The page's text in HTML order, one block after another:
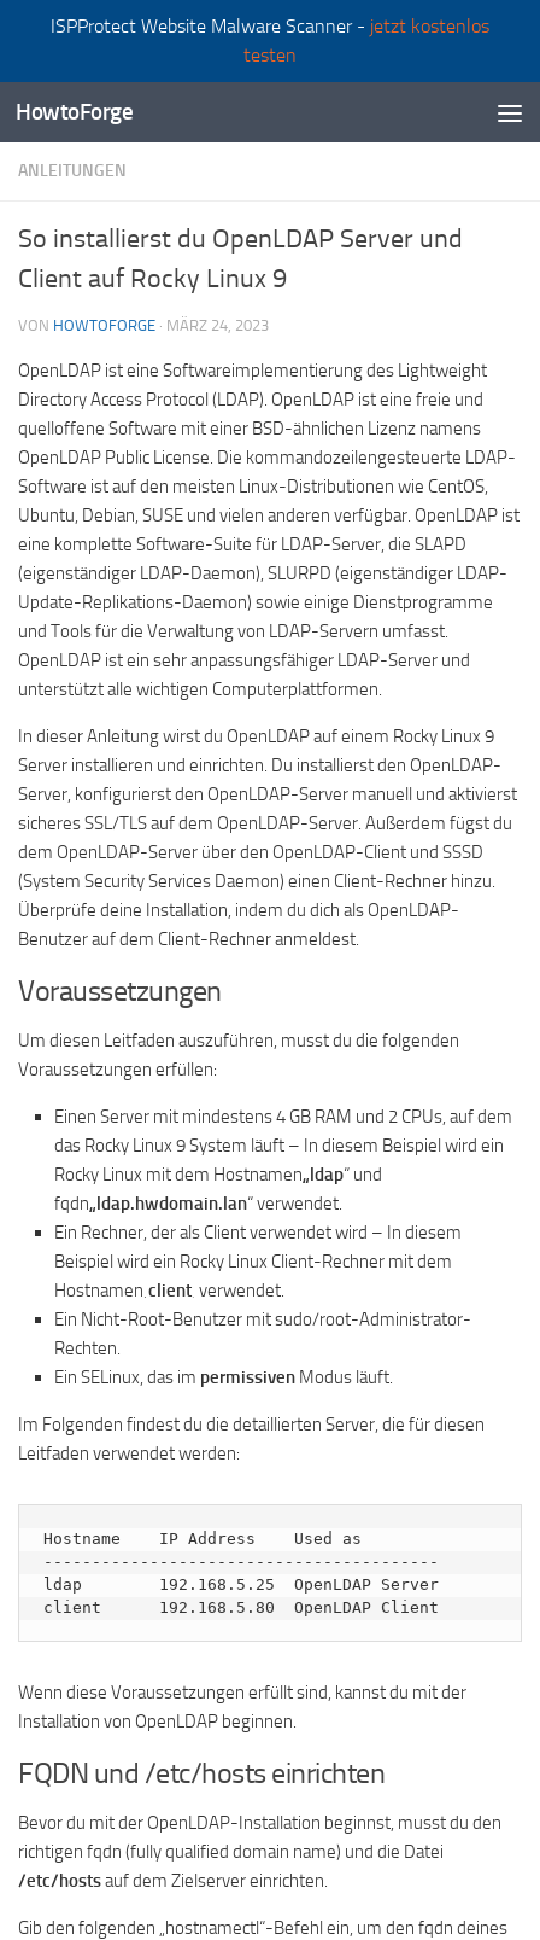
ISPProtect Website Malware Scanner - jetzt kostenlos
testen
Zum Inhalt springen
HowtoForge
ANLEITUNGEN
So installierst du OpenLDAP Server und
Client auf Rocky Linux 9
VON HOWTOFORGE · MÄRZ 24, 2023
OpenLDAP ist eine Softwareimplementierung des Lightweight
Directory Access Protocol (LDAP). OpenLDAP ist eine freie und
quelloffene Software mit einer BSD-ähnlichen Lizenz namens
OpenLDAP Public License. Die kommandozeilengesteuerte LDAP-
Software ist auf den meisten Linux-Distributionen wie CentOS,
Ubuntu, Debian, SUSE und vielen anderen verfügbar. OpenLDAP ist
eine komplette Software-Suite für LDAP-Server, die SLAPD
(eigenständiger LDAP-Daemon), SLURPD (eigenständiger LDAP-
Update-Replikations-Daemon) sowie einige Dienstprogramme
und Tools für die Verwaltung von LDAP-Servern umfasst.
OpenLDAP ist ein sehr anpassungsfähiger LDAP-Server und
unterstützt alle wichtigen Computerplattformen.
In dieser Anleitung wirst du OpenLDAP auf einem Rocky Linux 9
Server installieren und einrichten. Du installierst den OpenLDAP-
Server, konfigurierst den OpenLDAP-Server manuell und aktivierst
sicheres SSL/TLS auf dem OpenLDAP-Server. Außerdem fügst du
dem OpenLDAP-Server über den OpenLDAP-Client und SSSD
(System Security Services Daemon) einen Client-Rechner hinzu.
Überprüfe deine Installation, indem du dich als OpenLDAP-
Benutzer auf dem Client-Rechner anmeldest.
Voraussetzungen
Um diesen Leitfaden auszuführen, musst du die folgenden
Voraussetzungen erfüllen:
Einen Server mit mindestens 4 GB RAM und 2 CPUs, auf dem
das Rocky Linux 9 System läuft – In diesem Beispiel wird ein
Rocky Linux mit dem Hostnamen„ldap“ und
fqdn„ldap.hwdomain.lan“ verwendet.
Ein Rechner, der als Client verwendet wird – In diesem
Beispiel wird ein Rocky Linux Client-Rechner mit dem
Hostnamen ‚client ‚ verwendet.
Ein Nicht-Root-Benutzer mit sudo/root-Administrator-
Rechten.
Ein SELinux, das im permissiven Modus läuft.
Im Folgenden findest du die detaillierten Server, die für diesen
Leitfaden verwendet werden:
Hostname    IP Address    Used as
-----------------------------------------
ldap        192.168.5.25  OpenLDAP Server
client      192.168.5.80  OpenLDAP Client
Wenn diese Voraussetzungen erfüllt sind, kannst du mit der
Installation von OpenLDAP beginnen.
FQDN und /etc/hosts einrichten
Bevor du mit der OpenLDAP-Installation beginnst, musst du den
richtigen fqdn (fully qualified domain name) und die Datei
/etc/hostsauf dem Zielserver einrichten.
Gib den folgenden „hostnamectl“-Befehl ein, um den fqdn deines